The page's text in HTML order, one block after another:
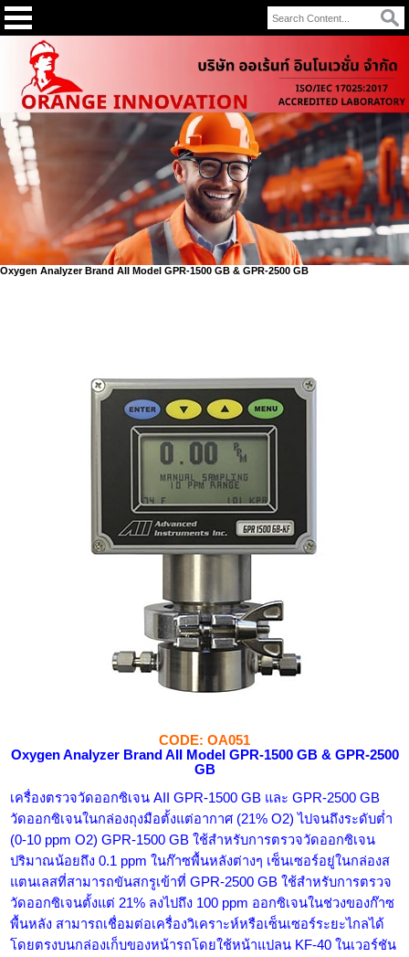
Oxygen Analyzer Brand AII Model GPR-1500 GB & GPR-2500 GB
CODE: OA051
Oxygen Analyzer Brand AII Model GPR-1500 GB & GPR-2500
GB
เครื่องตรวจวัดออกซิเจน AII GPR-1500 GB และ GPR-2500 GB
วัดออกซิเจนในกล่องถุงมือตั้งแต่อากาศ (21% O2) ไปจนถึงระดับต่ำ
(0-10 ppm O2) GPR-1500 GB ใช้สำหรับการตรวจวัดออกซิเจน
ปริมาณน้อยถึง 0.1 ppm ในก๊าซพื้นหลังต่างๆ เซ็นเซอร์อยู่ในกล่องส
แตนเลสที่สามารถขันสกรูเข้าที่ GPR-2500 GB ใช้สำหรับการตรวจ
วัดออกซิเจนตั้งแต่ 21% ลงไปถึง 100 ppm ออกซิเจนในช่วงของก๊าซ
พื้นหลัง สามารถเชื่อมต่อเครื่องวิเคราะห์หรือเซ็นเซอร์ระยะไกลได้
โดยตรงบนกล่องเก็บของหน้ารถโดยใช้หน้าแปลน KF-40 ในเวอร์ชัน